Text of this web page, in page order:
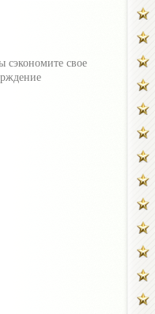
сэкономите свое